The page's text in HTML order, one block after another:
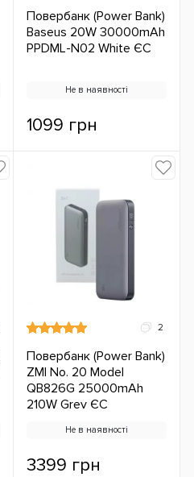
Повербанк (Power Bank)
Baseus 20W 30000mAh
PPDML-N02 White ЄС
Не в наявності
1099 грн
2
Повербанк (Power Bank)
ZMI No. 20 Model
QB826G 25000mAh
210W Grey ЄС
Не в наявності
3399 грн